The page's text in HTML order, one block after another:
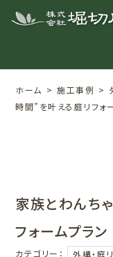
ホーム 施工事例
時間”を叶える庭リフォ
家族とわんち
フォームプラン
カテゴリー： 外構・庭